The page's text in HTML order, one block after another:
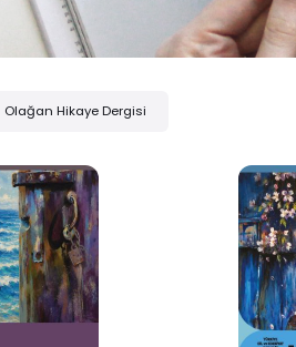
Olağan Hikaye Dergisi